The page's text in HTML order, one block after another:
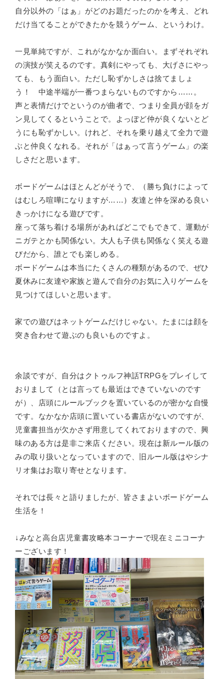
自分以外の「はぁ」がどのお題だったのかを考え、どれ
だけ当てることができたかを競うゲーム、というわけ。
一見単純ですが、これがなかなか面白い。まずそれぞれ
の演技が笑えるのです。真剣にやっても、大げさにやっ
ても、もう面白い。ただし恥ずかしさは捨てましょ
う！ 中途半端が一番つまらないものですから……。
声と表情だけでというのが曲者で、つまり全員が顔をガ
ン見してくるということで。よっぽど仲が良くないとど
うにも恥ずかしい。けれど、それを乗り越えて全力で遊
ぶと仲良くなれる。それが「はぁって言うゲーム」の楽
しさだと思います。
ボードゲームはほとんどがそうで、（勝ち負けによって
はむしろ喧嘩になりますが……）友達と仲を深める良い
きっかけになる遊びです。
座って落ち着ける場所があればどこでもできて、運動が
ニガテとかも関係ない。大人も子供も関係なく笑える遊
びだから、誰とでも楽しめる。
ボードゲームは本当にたくさんの種類があるので、ぜひ
夏休みに友達や家族と遊んで自分のお気に入りゲームを
見つけてほしいと思います。
家での遊びはネットゲームだけじゃない。たまには顔を
突き合わせて遊ぶのも良いものですよ。
余談ですが、自分はクトゥルフ神話TRPGをプレイして
おりまして（とは言っても最近はできていないのです
が）、店頭にルールブックを置いているのが密かな自慢
です。なかなか店頭に置いている書店がないのですが、
児童書担当が欠かさず用意してくれておりますので、興
味のある方は是非ご来店ください。現在は新ルール版の
みの取り扱いとなっていますので、旧ルール版はやシナ
リオ集はお取り寄せとなります。
それでは長々と語りましたが、皆さまよいボードゲーム
生活を！
↓みなと高台店児童書攻略本コーナーで現在ミニコーナ
ーございます！